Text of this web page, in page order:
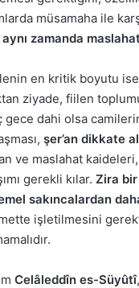
müsamaha ile
zamanda
en kritik boyutu
ziyade, fiilen
gece dahi olsa
şer’an dikkate
ve maslahat
gerekli kılar. Zira bir
sakıncalardan
işletilmesini
Celâleddîn es-Süyûtî